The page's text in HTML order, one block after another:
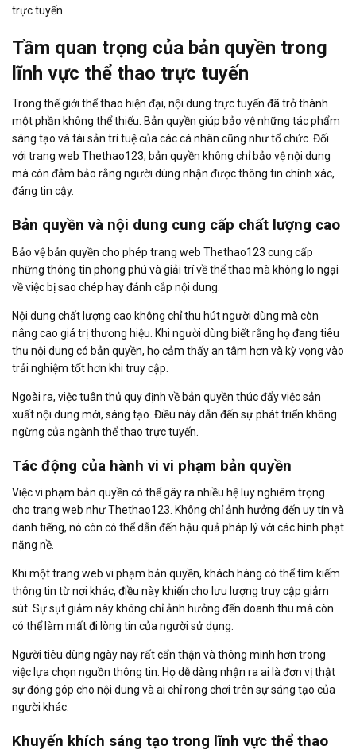
trực tuyến.
Tầm quan trọng của bản quyền trong
lĩnh vực thể thao trực tuyến
Trong thế giới thể thao hiện đại, nội dung trực tuyến đã trở thành
một phần không thể thiếu. Bản quyền giúp bảo vệ những tác phẩm
sáng tạo và tài sản trí tuệ của các cá nhân cũng như tổ chức. Đối
với trang web Thethao123, bản quyền không chỉ bảo vệ nội dung
mà còn đảm bảo rằng người dùng nhận được thông tin chính xác,
đáng tin cậy.
Bản quyền và nội dung cung cấp chất lượng cao
Bảo vệ bản quyền cho phép trang web Thethao123 cung cấp
những thông tin phong phú và giải trí về thể thao mà không lo ngại
về việc bị sao chép hay đánh cắp nội dung.
Nội dung chất lượng cao không chỉ thu hút người dùng mà còn
nâng cao giá trị thương hiệu. Khi người dùng biết rằng họ đang tiêu
thụ nội dung có bản quyền, họ cảm thấy an tâm hơn và kỳ vọng vào
trải nghiệm tốt hơn khi truy cập.
Ngoài ra, việc tuân thủ quy định về bản quyền thúc đẩy việc sản
xuất nội dung mới, sáng tạo. Điều này dẫn đến sự phát triển không
ngừng của ngành thể thao trực tuyến.
Tác động của hành vi vi phạm bản quyền
Việc vi phạm bản quyền có thể gây ra nhiều hệ lụy nghiêm trọng
cho trang web như Thethao123. Không chỉ ảnh hưởng đến uy tín và
danh tiếng, nó còn có thể dẫn đến hậu quả pháp lý với các hình phạt
nặng nề.
Khi một trang web vi phạm bản quyền, khách hàng có thể tìm kiếm
thông tin từ nơi khác, điều này khiến cho lưu lượng truy cập giảm
sút. Sự sụt giảm này không chỉ ảnh hưởng đến doanh thu mà còn
có thể làm mất đi lòng tin của người sử dụng.
Người tiêu dùng ngày nay rất cẩn thận và thông minh hơn trong
việc lựa chọn nguồn thông tin. Họ dễ dàng nhận ra ai là đơn vị thật
sự đóng góp cho nội dung và ai chỉ rong chơi trên sự sáng tạo của
người khác.
Khuyến khích sáng tạo trong lĩnh vực thể thao